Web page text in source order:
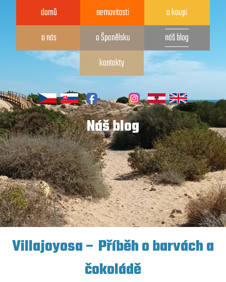
Náš blog
domů nemovitosti
o koupi
o nás
o Španělsku
náš blog
kontakty
Villajoyosa – Příběh o barvách a
čokoládě